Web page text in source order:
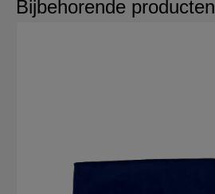
Bijbehorende producten